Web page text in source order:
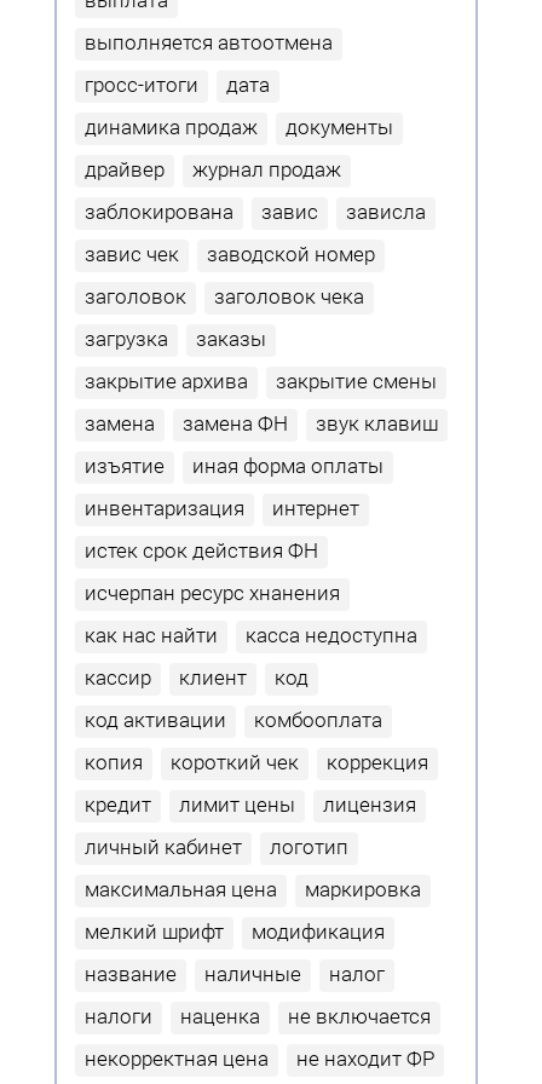
выполняется автоотмена
гросс-итоги
дата
динамика продаж
документы
драйвер
журнал продаж
заблокирована
завис
зависла
завис чек
заводской номер
заголовок
заголовок чека
загрузка
заказы
закрытие архива
закрытие смены
замена
замена ФН
звук клавиш
изъятие
иная форма оплаты
инвентаризация
интернет
истек срок действия ФН
исчерпан ресурс хнанения
как нас найти
касса недоступна
кассир
клиент
код
код активации
комбооплата
копия
короткий чек
коррекция
кредит
лимит цены
лицензия
личный кабинет
логотип
максимальная цена
маркировка
мелкий шрифт
модификация
название
наличные
налог
налоги
наценка
не включается
некорректная цена
не находит ФР